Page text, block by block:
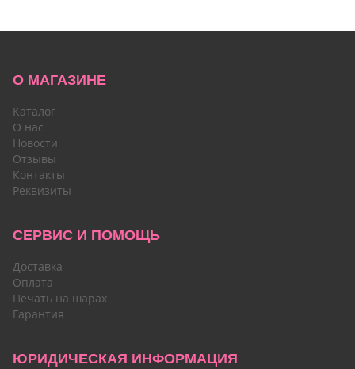
О МАГАЗИНЕ
Каталог
О нас
Новости
Отзывы
Контакты
Реквизиты
СЕРВИС И ПОМОЩЬ
Доставка
Оплата
Печать на шарах
Гарантия
ЮРИДИЧЕСКАЯ ИНФОРМАЦИЯ